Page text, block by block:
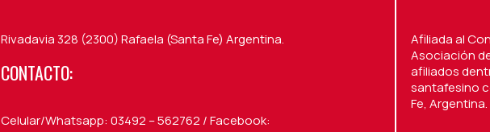
Rivadavia 328 (2300) Rafaela (Santa Fe) Argentina.
CONTACTO:
Celular/Whatsapp: 03492 – 562762 / Facebook:
Afiliada al
Asociación
afiliados
santafesino
Fe, Argentina.